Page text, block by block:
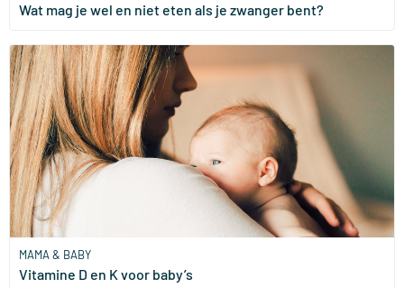
Wat mag je wel en niet eten als je zwanger bent?
MAMA & BABY
Vitamine D en K voor baby’s